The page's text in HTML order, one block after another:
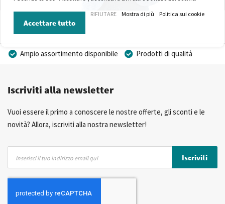
Ampio assortimento disponibile
Prodotti di qualità
Consulenza Personalizzata
Iscriviti alla newsletter
Vuoi essere il primo a conoscere le nostre offerte, gli sconti e le
novità? Allora, iscriviti alla nostra newsletter!
nostra
Newsletter:
Iscriviti
Accettare tutto
RIFIUTARE Mostra di più Politica sui cookie